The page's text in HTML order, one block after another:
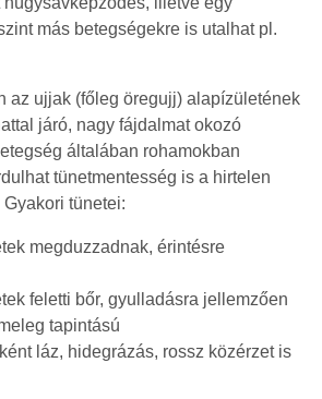
más betegségekre is utalhat pl.
az ujjak (főleg öregujj) alapízületének
járó, nagy fájdalmat okozó
általában rohamokban
tünetmentesség is a hirtelen
tünetei:
megduzzadnak, érintésre
feletti bőr, gyulladásra jellemzően
tapintású
láz, hidegrázás, rossz közérzet is